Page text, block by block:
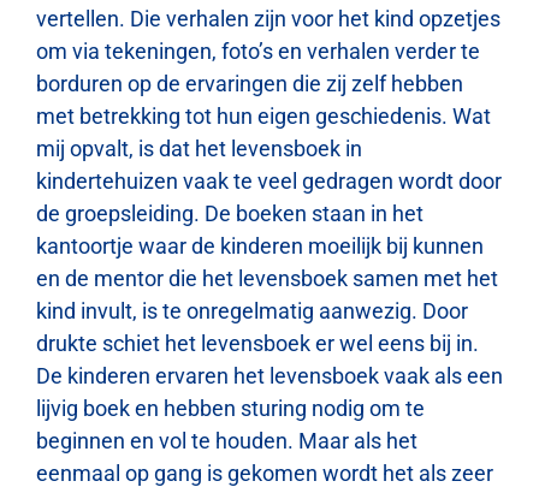
vertellen. Die verhalen zijn voor het kind opzetjes
om via tekeningen, foto’s en verhalen verder te
borduren op de ervaringen die zij zelf hebben
met betrekking tot hun eigen geschiedenis. Wat
mij opvalt, is dat het levensboek in
kindertehuizen vaak te veel gedragen wordt door
de groepsleiding. De boeken staan in het
kantoortje waar de kinderen moeilijk bij kunnen
en de mentor die het levensboek samen met het
kind invult, is te onregelmatig aanwezig. Door
drukte schiet het levensboek er wel eens bij in.
De kinderen ervaren het levensboek vaak als een
lijvig boek en hebben sturing nodig om te
beginnen en vol te houden. Maar als het
eenmaal op gang is gekomen wordt het als zeer